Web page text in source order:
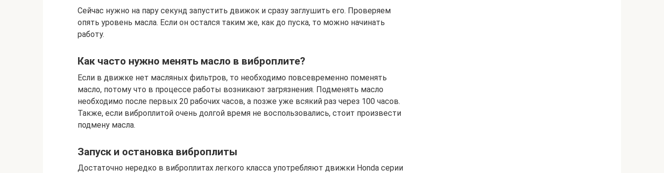
Сейчас нужно на пару секунд запустить движок и сразу заглушить его. Проверяем
опять уровень масла. Если он остался таким же, как до пуска, то можно начинать
работу.
Как часто нужно менять масло в виброплите?
Если в движке нет масляных фильтров, то необходимо повсевременно поменять
масло, потому что в процессе работы возникают загрязнения. Подменять масло
необходимо после первых 20 рабочих часов, а позже уже всякий раз через 100 часов.
Также, если виброплитой очень долгой время не воспользовались, стоит произвести
подмену масла.
Запуск и остановка виброплиты
Достаточно нередко в виброплитах легкого класса употребляют движки Honda серии